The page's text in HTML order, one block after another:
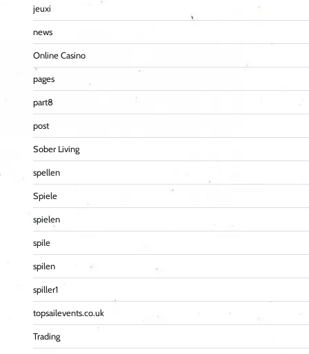
jeuxi
news
Online Casino
pages
part8
post
Sober Living
spellen
Spiele
spielen
spile
spilen
spiller1
topsailevents.co.uk
Trading